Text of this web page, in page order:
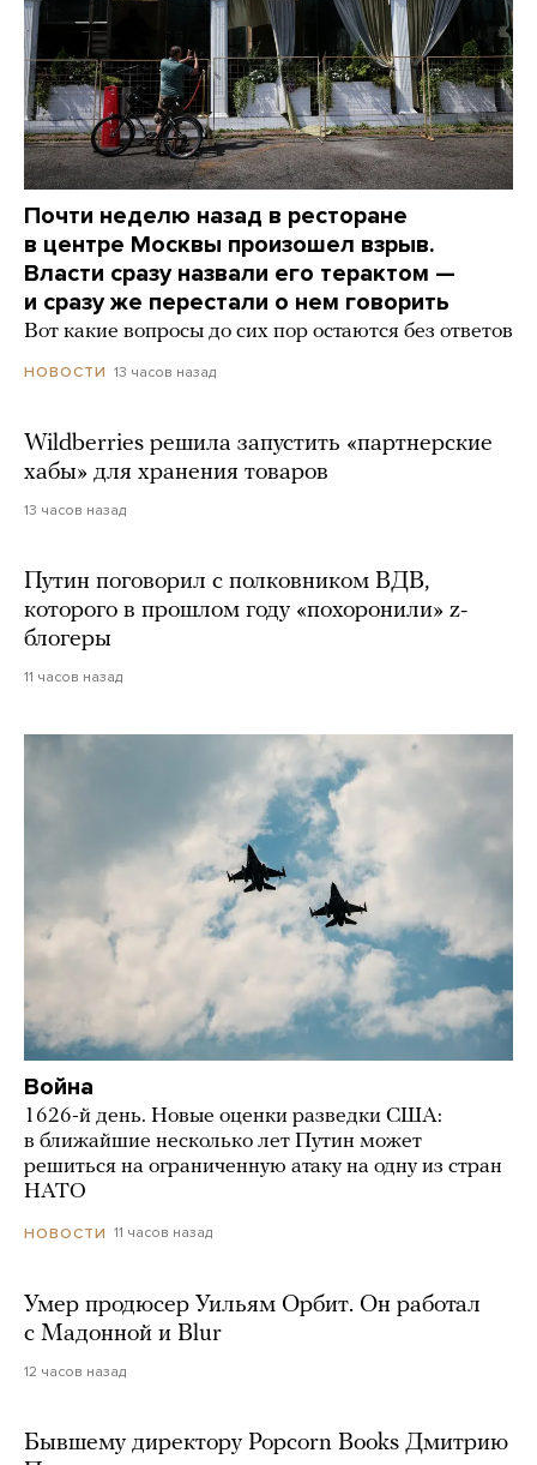
Почти неделю назад в ресторане
в центре Москвы произошел взрыв.
Власти сразу назвали его терактом —
и сразу же перестали о нем говорить
Вот какие вопросы до сих пор остаются без ответов
НОВОСТИ 13 часов назад
Wildberries решила запустить «партнерские
хабы» для хранения товаров
13 часов назад
Путин поговорил с полковником ВДВ,
которого в прошлом году «похоронили» z-
блогеры
11 часов назад
Война
1626-й день. Новые оценки разведки США:
в ближайшие несколько лет Путин может
решиться на ограниченную атаку на одну из стран
НАТО
НОВОСТИ 11 часов назад
Умер продюсер Уильям Орбит. Он работал
с Мадонной и Blur
12 часов назад
Бывшему директору Popcorn Books Дмитрию